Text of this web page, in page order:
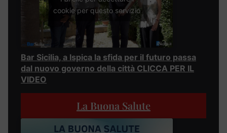
cookie per questo servizio
Bar Sicilia, a Ispica la sfida per il futuro passa
dal nuovo governo della città CLICCA PER IL
VIDEO
La Buona Salute